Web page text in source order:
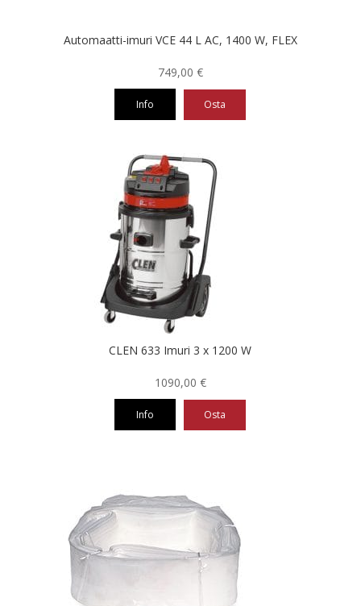
Automaatti-imuri VCE 44 L AC, 1400 W, FLEX
749,00 €
Info Osta
CLEN 633 Imuri 3 x 1200 W
1090,00 €
Info Osta